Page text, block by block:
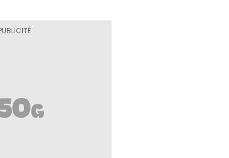
croustillants de